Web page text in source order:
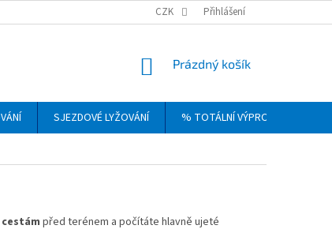
VÝMĚNA A REKLAMACE ZBOŽÍ OBCHODNÍ PODMÍNKY
CZK Přihlášení
NÁKUPNÍ
Prázdný košík
SJEZDOVÉ LYŽOVÁNÍ % TOTÁLNÍ VÝPRODEJ
před terénem a počítáte hlavně ujeté